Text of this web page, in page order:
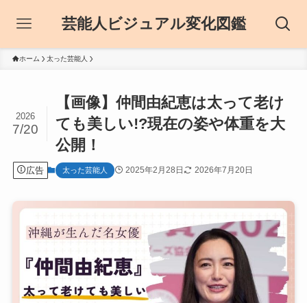
芸能人ビジュアル変化図鑑
ホーム 太った芸能人
【画像】仲間由紀恵は太って老け
ても美しい!?現在の姿や体重を大
公開！
2026
7/20
広告 太った芸能人 2025年2月28日 2026年7月20日